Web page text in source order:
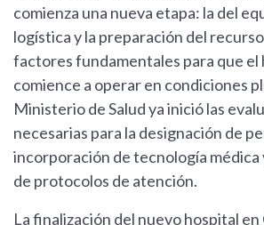
comienza una nueva etapa: la del
logística y la preparación del
factores fundamentales para que el
comience a operar en condiciones
Ministerio de Salud ya inició las
necesarias para la designación de
incorporación de tecnología médica
de protocolos de atención.
La finalización del nuevo hospital en